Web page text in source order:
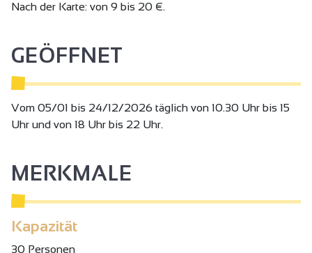
Nach der Karte: von 9 bis 20 €.
GEÖFFNET
Vom 05/01 bis 24/12/2026 täglich von 10.30 Uhr bis 15
Uhr und von 18 Uhr bis 22 Uhr.
MERKMALE
Kapazität
30 Personen